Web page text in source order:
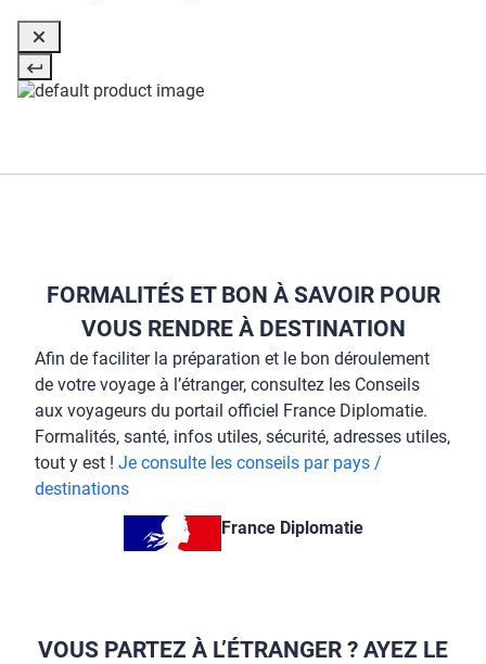
FORMALITÉS ET BON À SAVOIR POUR
VOUS RENDRE À DESTINATION
Afin de faciliter la préparation et le bon déroulement
de votre voyage à l’étranger, consultez les Conseils
aux voyageurs du portail officiel France Diplomatie.
Formalités, santé, infos utiles, sécurité, adresses utiles,
tout y est ! Je consulte les conseils par pays /
destinations
France Diplomatie
VOUS PARTEZ À L’ÉTRANGER ? AYEZ LE